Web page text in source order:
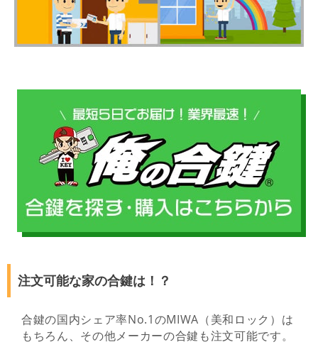
注文可能な家の合鍵は！？
合鍵の国内シェア率No.1のMIWA（美和ロック）は
もちろん、その他メーカーの合鍵も注文可能です。